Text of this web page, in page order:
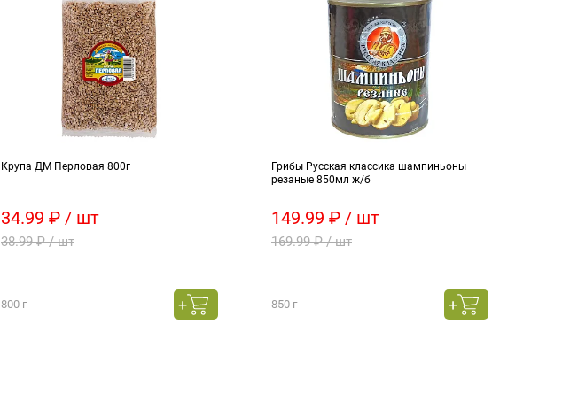
Крупа ДМ Перловая 800г
34.99 ₽ / шт
38.99 ₽ / шт
800 г
Грибы Русская классика шампиньоны
резаные 850мл ж/б
149.99 ₽ / шт
169.99 ₽ / шт
850 г